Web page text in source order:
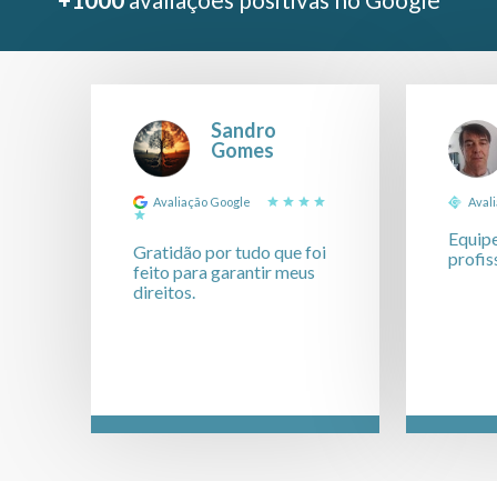
Sandro
Gomes
Avaliação Google
Gratidão por tudo que foi
feito para garantir meus
direitos.